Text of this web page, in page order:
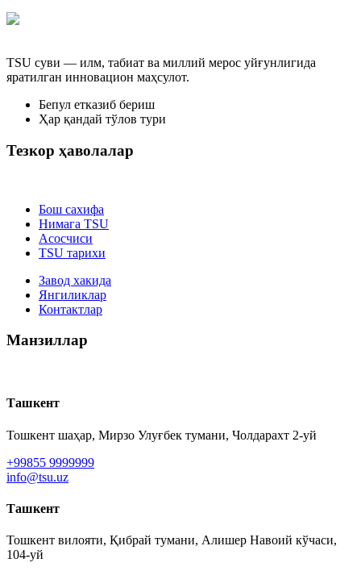
TSU суви — илм, табиат ва миллий мерос уйғунлигида
яратилган инновацион маҳсулот.
Бепул етказиб бериш
Ҳар қандай тўлов тури
Тезкор ҳаволалар
Бош сахифа
Нимага TSU
Асосчиси
TSU тарихи
Завод хакида
Янгиликлар
Контактлар
Манзиллар
Ташкент
Тошкент шаҳар, Мирзо Улуғбек тумани, Чолдарахт 2-уй
+99855 9999999
info@tsu.uz
Ташкент
Тошкент вилояти, Қибрай тумани, Алишер Навоий кўчаси,
104-уй